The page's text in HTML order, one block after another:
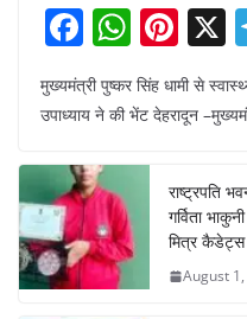
F
a
c
b
o
o
k
W
h
at
A
p
p
Pi
nt
er
e
st
X
मुख्यमंत्री पुष्कर सिंह धामी से
उपाध्याय ने की भेंट देहरादून
राष्ट्रपति
गर्विता
मित्र
August